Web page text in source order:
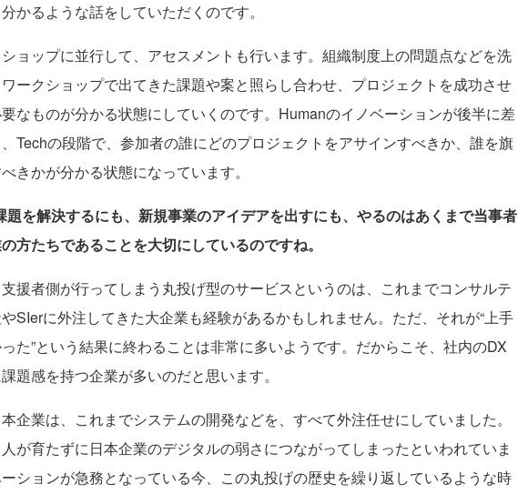
かるような話をしていただくのです。
ショップに並行して、アセスメントも行います。組織制度上の問題点などを洗
ークショップで出てきた課題や案と照らし合わせ、プロジェクトを成功させ
なものが分かる状態にしていくのです。Humanのイノベーションが後半に差
Techの段階で、参加者の誰にどのプロジェクトをアサインすべきか、誰を旗
きかが分かる状態になっています。
を解決するにも、新規事業のアイデアを出すにも、やるのはあくまで当事者
方たちであることを大切にしているのですね。
支援者側が行ってしまう丸投げ型のサービスというのは、これまでコンサルテ
SIerに外注してきた大企業も経験があるかもしれません。ただ、それが“上手
た”という結果に終わることは非常に多いようです。だからこそ、社内のDX
題感を持つ企業が多いのだと思います。
企業は、これまでシステムの開発などを、すべて外注任せにしていました。
が育たずに日本企業のデジタルの弱さにつながってしまったといわれていま
ションが急務となっている今、この丸投げの歴史を繰り返しているような時